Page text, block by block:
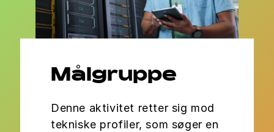
Målgruppe
Denne aktivitet retter sig mod
tekniske profiler, som søger en